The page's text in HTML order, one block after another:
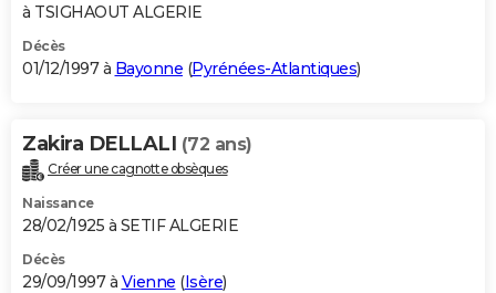
à TSIGHAOUT ALGERIE
Décès
01/12/1997 à Bayonne (Pyrénées-Atlantiques)
Zakira DELLALI (72 ans)
Créer une cagnotte obsèques
Naissance
28/02/1925 à SETIF ALGERIE
Décès
29/09/1997 à Vienne (Isère)